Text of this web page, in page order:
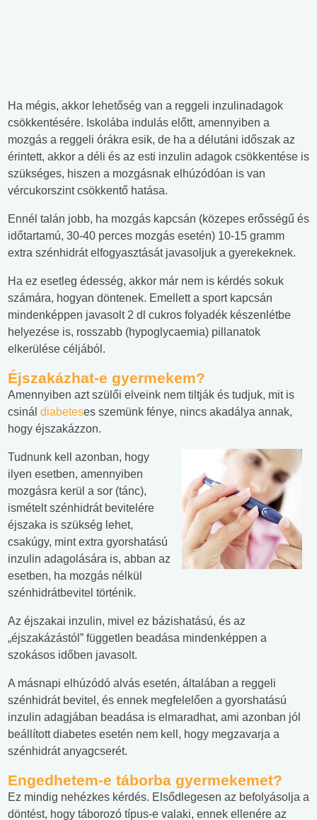
Ha mégis, akkor lehetőség van a reggeli inzulinadagok
csökkentésére. Iskolába indulás előtt, amennyiben a
mozgás a reggeli órákra esik, de ha a délutáni időszak az
érintett, akkor a déli és az esti inzulin adagok csökkentése is
szükséges, hiszen a mozgásnak elhúzódóan is van
vércukorszint csökkentő hatása.
Ennél talán jobb, ha mozgás kapcsán (közepes erősségű és
időtartamú, 30-40 perces mozgás esetén) 10-15 gramm
extra szénhidrát elfogyasztását javasoljuk a gyerekeknek.
Ha ez esetleg édesség, akkor már nem is kérdés sokuk
számára, hogyan döntenek. Emellett a sport kapcsán
mindenképpen javasolt 2 dl cukros folyadék készenlétbe
helyezése is, rosszabb (hypoglycaemia) pillanatok
elkerülése céljából.
Éjszakázhat-e gyermekem?
Amennyiben azt szülői elveink nem tiltják és tudjuk, mit is
csinál diabeteses szemünk fénye, nincs akadálya annak,
hogy éjszakázzon.
Tudnunk kell azonban, hogy
ilyen esetben, amennyiben
mozgásra kerül a sor (tánc),
ismételt szénhidrát bevitelére
éjszaka is szükség lehet,
csakúgy, mint extra gyorshatású
inzulin adagolására is, abban az
esetben, ha mozgás nélkül
szénhidrátbevitel történik.
Az éjszakai inzulin, mivel ez bázishatású, és az
„éjszakázástól” független beadása mindenképpen a
szokásos időben javasolt.
A másnapi elhúzódó alvás esetén, általában a reggeli
szénhidrát bevitel, és ennek megfelelően a gyorshatású
inzulin adagjában beadása is elmaradhat, ami azonban jól
beállított diabetes esetén nem kell, hogy megzavarja a
szénhidrát anyagcserét.
Engedhetem-e táborba gyermekemet?
Ez mindig nehézkes kérdés. Elsődlegesen az befolyásolja a
döntést, hogy táborozó típus-e valaki, ennek ellenére az